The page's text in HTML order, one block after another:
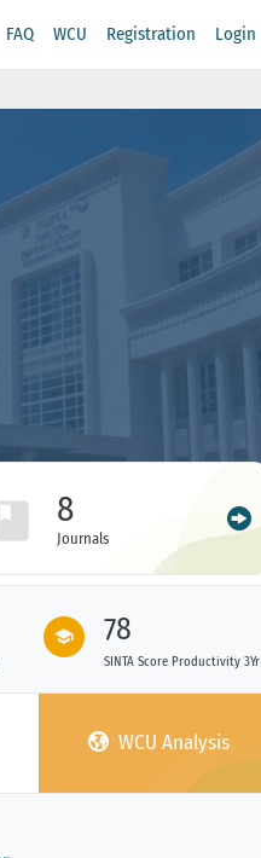
FAQ WCU Registration Login
8
Journals
78
SINTA Score Productivity 3Yr
WCU Analysis